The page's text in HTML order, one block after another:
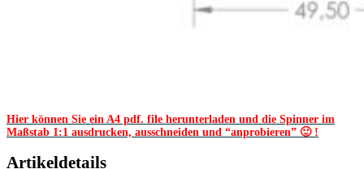
Hier können Sie ein A4 pdf. file herunterladen und die Spinner im
Maßstab 1:1 ausdrucken, ausschneiden und “anprobieren” 🙂 !
Artikeldetails